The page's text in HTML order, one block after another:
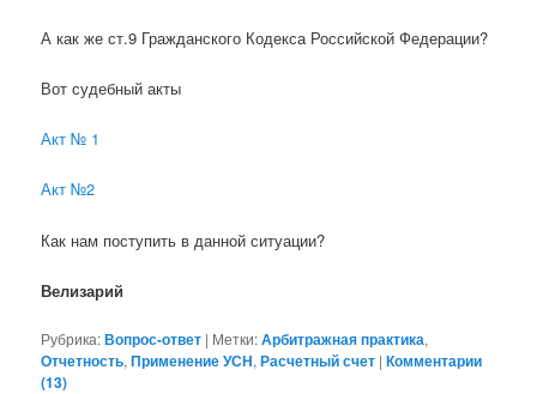
А как же ст.9 Гражданского Кодекса Российской Федерации?
Вот судебный акты
Акт № 1
Акт №2
Как нам поступить в данной ситуации?
Велизарий
Рубрика:Вопрос-ответ | Метки:Арбитражная практика,
Отчетность,Применение УСН,Расчетный счет |Комментарии
(13)